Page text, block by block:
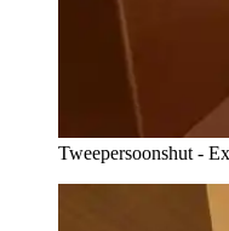
Tweepersoonshut -